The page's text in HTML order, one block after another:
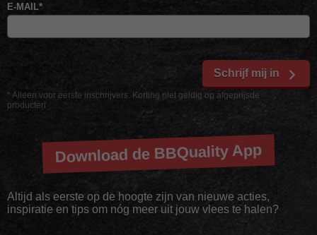
* Alleen voor eerste inschrijvers. Korting niet geldig op afgeprijsde
producten
E-MAIL*
Schrijf mij in
Download de BBQuality App
Altijd als eerste op de hoogte zijn van nieuwe acties,
inspiratie en tips om nóg meer uit jouw vlees te halen?